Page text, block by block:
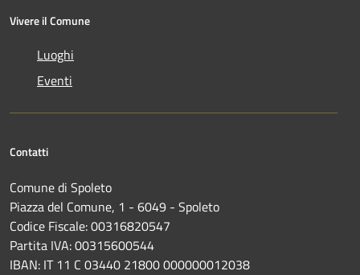
Vivere il Comune
Luoghi
Eventi
Contatti
Comune di Spoleto
Piazza del Comune, 1 - 6049 - Spoleto
Codice Fiscale: 00316820547
Partita IVA: 00315600544
IBAN: IT 11 C 03440 21800 000000012038